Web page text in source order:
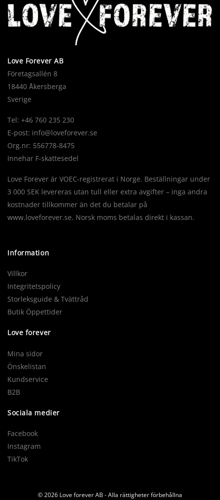
Love Forever AB
Företagsallén 8
18440 Åkersberga
Sverige
Tel: +46 760 235 230
E-post: info@loveforever.se
Org.nr: 556778-8475
Innehar F-skattesedel
Love Forever är VOEC-registrerat i Norge. Beställningar under
3 000 SEK levereras utan tull eller extra avgifter – inga andra
kostnader tillkommer än det du betalar på
www.loveforever.se. Norsk moms betalas direkt i kassan.
Information
Villkor
Integritetspolicy
Storleksguide & Tvättråd
Butik Öppettider
Love forever
Mina sidor
Önskelistan
Kundservice
B2B
Sociala medier
Facebook
Instagram
TikTok
© 2026 Love forever AB - Alla rättigheter förbehållna